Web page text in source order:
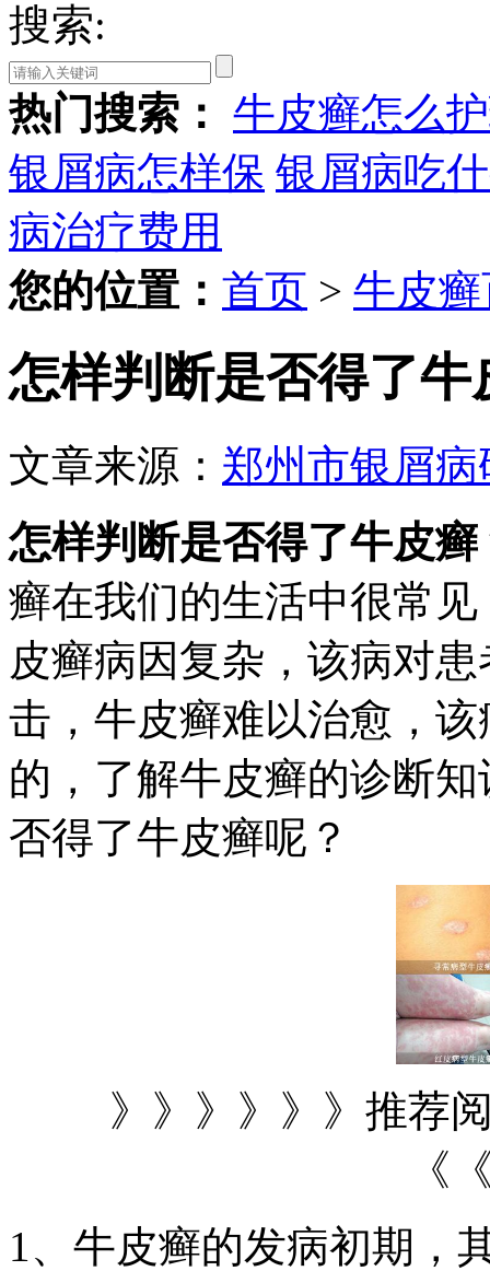
搜索:
热门搜索： 牛皮癣怎么
银屑病怎样保 银屑病吃
病治疗费用
您的位置： 首页 > 牛皮
怎样判断是否得了牛
文章来源： 郑州市银屑病
怎样判断是否得了牛皮癣
癣在我们的生活中很常
皮癣病因复杂，该病对
击，牛皮癣难以治愈，
的，了解牛皮癣的诊断
否得了牛皮癣呢？
》》》》》》推荐
《
1、牛皮癣的发病初期，